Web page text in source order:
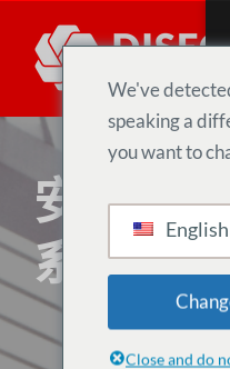
容
安全的
系统
We've
speaking a
you want to
English
Close and do